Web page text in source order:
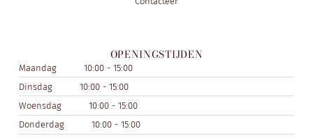
OPENINGSTIJDEN
Maandag
10:00 - 15:00
Dinsdag
10:00 - 15:00
Woensdag
10:00 - 15:00
Donderdag
10:00 - 15:00